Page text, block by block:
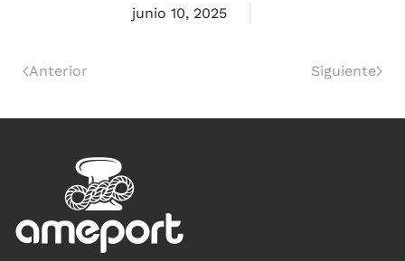
junio 10, 2025
Anterior Siguiente